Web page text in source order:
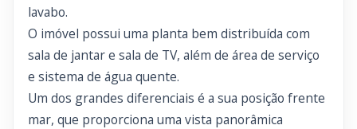
lavabo.
O imóvel possui uma planta bem distribuída com
sala de jantar e sala de TV, além de área de serviço
e sistema de água quente.
Um dos grandes diferenciais é a sua posição frente
mar, que proporciona uma vista panorâmica